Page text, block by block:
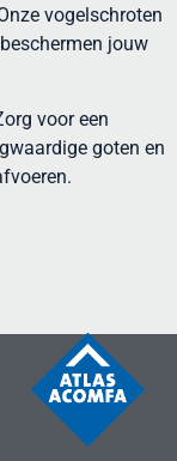
vogelschroten
jouw
voor een
goten en